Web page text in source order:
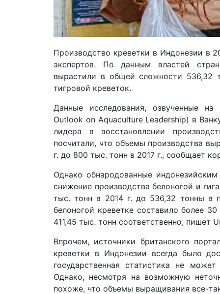
Производство креветки в Индонезии в
экспертов. По данным властей
вырастили в общей сложности 536,32
тигровой креветок.
Данные исследования, озвученные
Outlook on Aquaculture Leadership) в
лидера в восстановлении
посчитали, что объемы производства
г. до 800 тыс. тонн в 2017 г., сообщает
Однако обнародованные
снижение производства белоногой и
тыс. тонн в 2014 г. до 536,32 тонны в
белоногой креветке составило более
411,45 тыс. тонн соответственно, пишет
Впрочем, источники британского
креветки в Индонезии всегда было
государственная статистика не
Однако, несмотря на возможную
похоже, что объемы выращивания все-